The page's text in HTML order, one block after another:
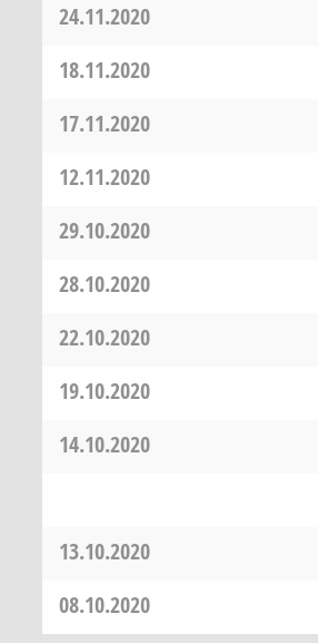
24.11.2020
18.11.2020
17.11.2020
12.11.2020
29.10.2020
28.10.2020
22.10.2020
19.10.2020
14.10.2020
13.10.2020
08.10.2020